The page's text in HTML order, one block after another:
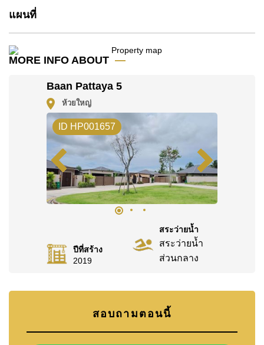
บาทต่อเดือน
โปรดทราบว่าราคาค่าเช่าที่ Cornerstone Real Estate
โฆษณาเป็นราคาสำหรับสัญญาเช่า 1 ปี และต้องวางเงิน
มัดจำ 2 เดือนก่อนเข้าอยู่อาศัย
ค้นพบโอกาสในการทำให้ที่อยู่อาศัยนี้เป็นบ้านในฝันของ
ติดต่อ Cornerstone Real Estate โทร +6638411250
หรือ อีเมลinfo@cornerstone.co.th
WhatsApp ของสำนักงาน:+66807945904
และ LINE:
@cornerstonepattaya
แผนที่
MORE INFO ABOUT
Baan Pattaya 5
ห้วยใหญ่
ID HP001657
ปีที่สร้าง
2019
สระว่ายน้ำ
สระว่ายน้ำ
ส่วนกลาง
สอบถามตอนนี้